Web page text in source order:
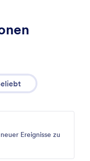
Ereignisse zu